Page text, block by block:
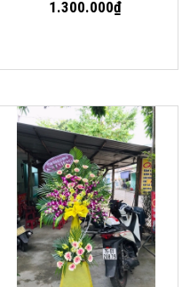
1.300.000₫